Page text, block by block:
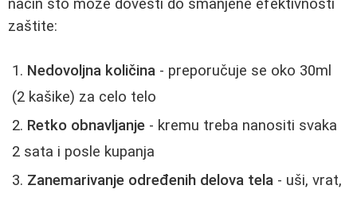
način što može dovesti do smanjene efektivnosti
zaštite:
Nedovoljna količina - preporučuje se oko 30ml
(2 kašike) za celo telo
Retko obnavljanje - kremu treba nanositi svaka
2 sata i posle kupanja
Zanemarivanje određenih delova tela - uši, vrat,